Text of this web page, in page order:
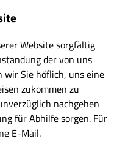
Website sorgfältig
der von uns
Sie höflich, uns eine
zukommen zu
nachgehen
für Abhilfe sorgen. Für
E-Mail.